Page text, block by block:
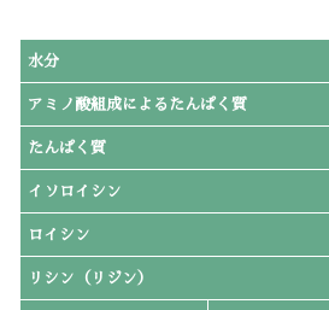
水分
アミノ酸組成によるたんぱく質
たんぱく質
イソロイシン
ロイシン
リシン（リジン）